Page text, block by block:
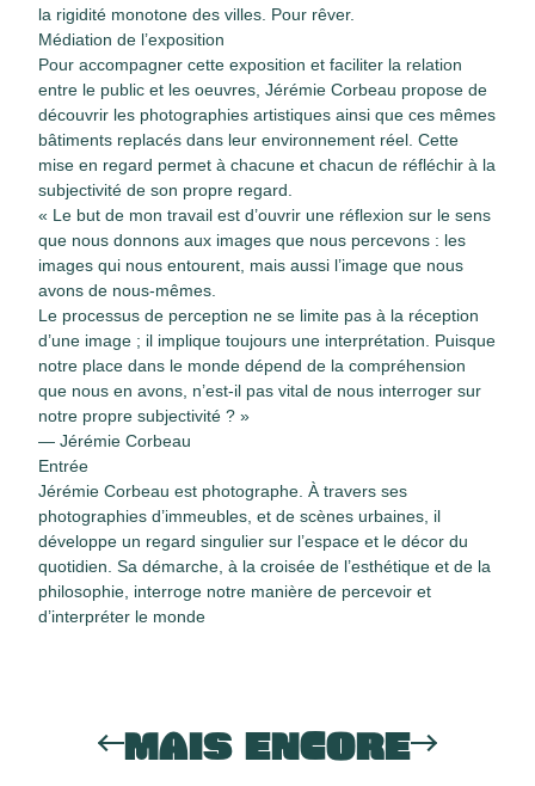
la rigidité monotone des villes. Pour rêver.
Médiation de l’exposition
Pour accompagner cette exposition et faciliter la relation
entre le public et les oeuvres, Jérémie Corbeau propose de
découvrir les photographies artistiques ainsi que ces mêmes
bâtiments replacés dans leur environnement réel. Cette
mise en regard permet à chacune et chacun de réfléchir à la
subjectivité de son propre regard.
« Le but de mon travail est d’ouvrir une réflexion sur le sens
que nous donnons aux images que nous percevons : les
images qui nous entourent, mais aussi l’image que nous
avons de nous-mêmes.
Le processus de perception ne se limite pas à la réception
d’une image ; il implique toujours une interprétation. Puisque
notre place dans le monde dépend de la compréhension
que nous en avons, n’est-il pas vital de nous interroger sur
notre propre subjectivité ? »
— Jérémie Corbeau
Entrée
Jérémie Corbeau est photographe. À travers ses
photographies d’immeubles, et de scènes urbaines, il
développe un regard singulier sur l’espace et le décor du
quotidien. Sa démarche, à la croisée de l’esthétique et de la
philosophie, interroge notre manière de percevoir et
d’interpréter le monde
MAIS ENCORE